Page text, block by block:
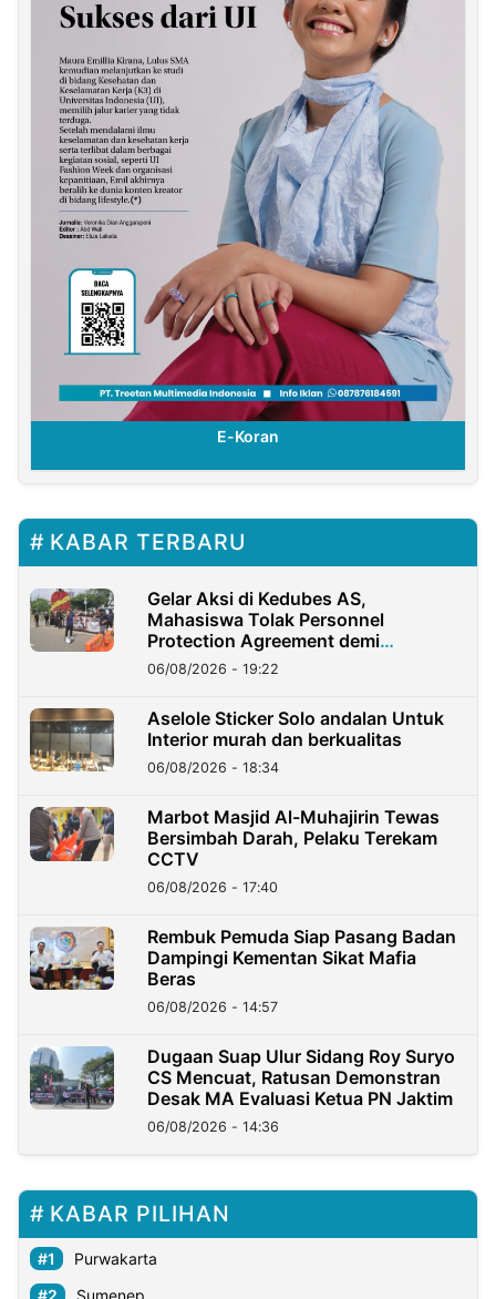
E-Koran
KABAR TERBARU
Gelar Aksi di Kedubes AS,
Mahasiswa Tolak Personnel
Protection Agreement demi
Kedaulatan Negara
06/08/2026 - 19:22
Aselole Sticker Solo andalan Untuk
Interior murah dan berkualitas
06/08/2026 - 18:34
Marbot Masjid Al-Muhajirin Tewas
Bersimbah Darah, Pelaku Terekam
CCTV
06/08/2026 - 17:40
Rembuk Pemuda Siap Pasang Badan
Dampingi Kementan Sikat Mafia
Beras
06/08/2026 - 14:57
Dugaan Suap Ulur Sidang Roy Suryo
CS Mencuat, Ratusan Demonstran
Desak MA Evaluasi Ketua PN Jaktim
06/08/2026 - 14:36
KABAR PILIHAN
Purwakarta
Sumenep